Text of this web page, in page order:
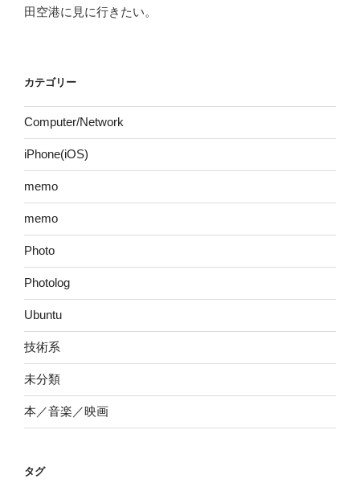
田空港に見に行きたい。
カテゴリー
Computer/Network
iPhone(iOS)
memo
memo
Photo
Photolog
Ubuntu
技術系
未分類
本／音楽／映画
タグ